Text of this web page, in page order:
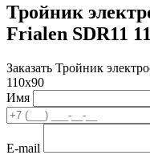
Тройник
Frialen SDR11
Заказать Тройник
110х90
Имя
E-mail